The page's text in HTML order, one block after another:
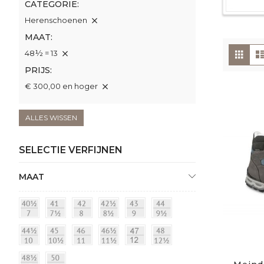
als
Foto-
tabel
CATEGORIE
Herenschoenen
MAAT
48½ = 13
PRIJS
€ 300,00 en hoger
ALLES WISSEN
SELECTIE VERFIJNEN
MAAT